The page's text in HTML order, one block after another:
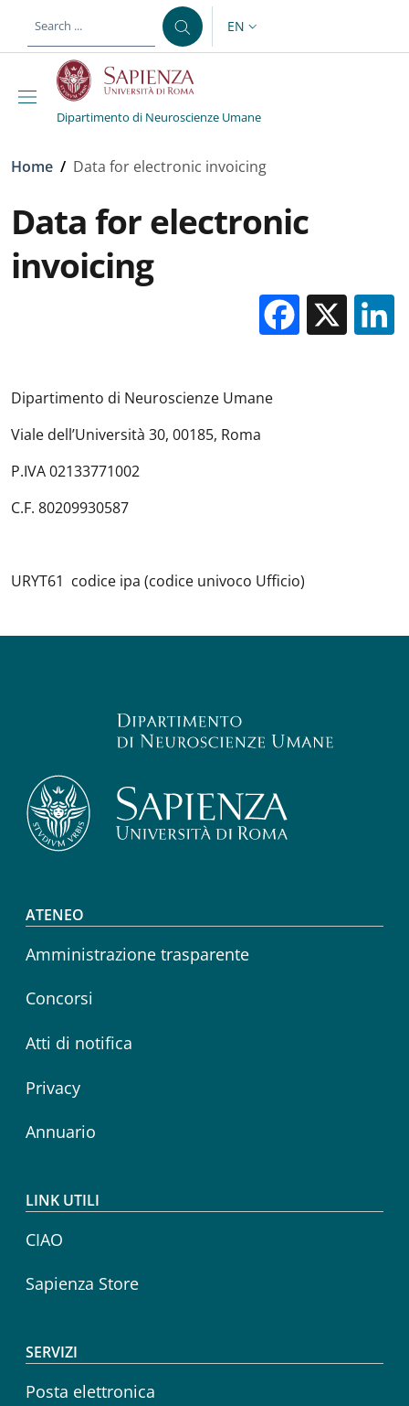
LANGUAGE SWITCHER:
EN
Dipartimento di Neuroscienze Umane
Breadcrumb
Home / Data for electronic invoicing
Data for electronic
invoicing
X
Dipartimento di Neuroscienze Umane
Viale dell’Università 30, 00185, Roma
P.IVA 02133771002
C.F. 80209930587
URYT61 codice ipa (codice univoco Ufficio)
Footer menu
ATENEO
Amministrazione trasparente
Concorsi
Atti di notifica
Privacy
Annuario
LINK UTILI
CIAO
Sapienza Store
SERVIZI
Posta elettronica